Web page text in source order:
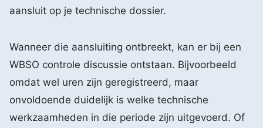
aansluit op je technische dossier.
Wanneer die aansluiting ontbreekt, kan er bij een
WBSO controle discussie ontstaan. Bijvoorbeeld
omdat wel uren zijn geregistreerd, maar
onvoldoende duidelijk is welke technische
werkzaamheden in die periode zijn uitgevoerd. Of